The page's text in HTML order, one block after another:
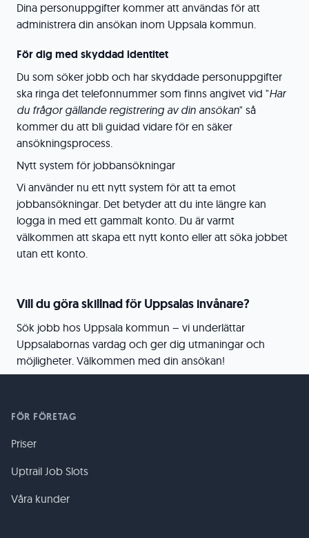
Dina personuppgifter kommer att användas för att
administrera din ansökan inom Uppsala kommun.
För dig med skyddad identitet
Du som söker jobb och har skyddade personuppgifter
ska ringa det telefonnummer som finns angivet vid "Har
du frågor gällande registrering av din ansökan" så
kommer du att bli guidad vidare för en säker
ansökningsprocess.
Nytt system för jobbansökningar
Vi använder nu ett nytt system för att ta emot
jobbansökningar. Det betyder att du inte längre kan
logga in med ett gammalt konto. Du är varmt
välkommen att skapa ett nytt konto eller att söka jobbet
utan ett konto.
Vill du göra skillnad för Uppsalas invånare?
Sök jobb hos Uppsala kommun – vi underlättar
Uppsalabornas vardag och ger dig utmaningar och
möjligheter. Välkommen med din ansökan!
FÖR FÖRETAG
Priser
Uptrail Job Slots
Våra kunder